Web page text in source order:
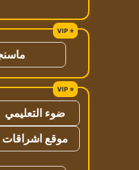
ضوء التعليمي
موقع اشراقات